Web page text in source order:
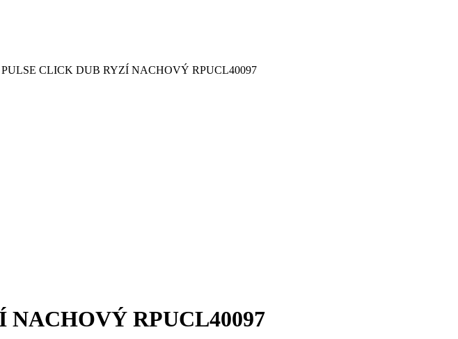
CLICK DUB RYZÍ NACHOVÝ RPUCL40097
RPUCL40097